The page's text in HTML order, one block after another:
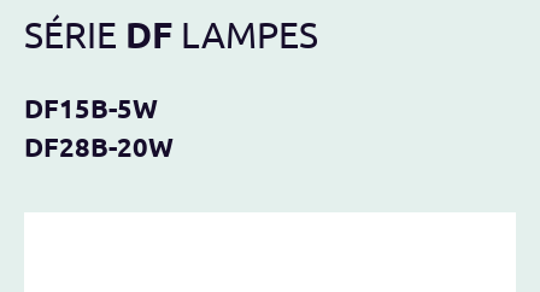
SÉRIE DF LAMPES
DF15B-5W
DF28B-20W